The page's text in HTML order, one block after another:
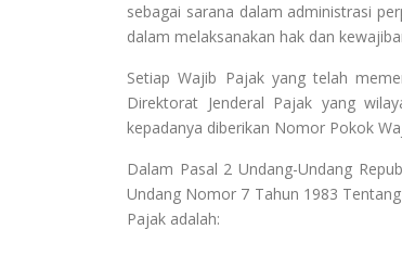
sebagai sarana dalam administrasi
dalam melaksanakan hak dan
Setiap Wajib Pajak yang telah
Direktorat Jenderal Pajak yang
kepadanya diberikan Nomor Pokok
Dalam Pasal 2 Undang-Undang
Undang Nomor 7 Tahun 1983
Pajak adalah: